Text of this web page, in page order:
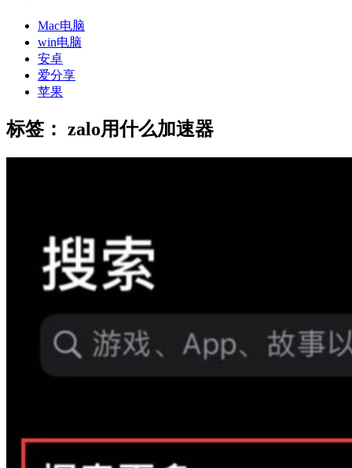
Mac电脑
win电脑
安卓
爱分享
苹果
标签： zalo用什么加速器